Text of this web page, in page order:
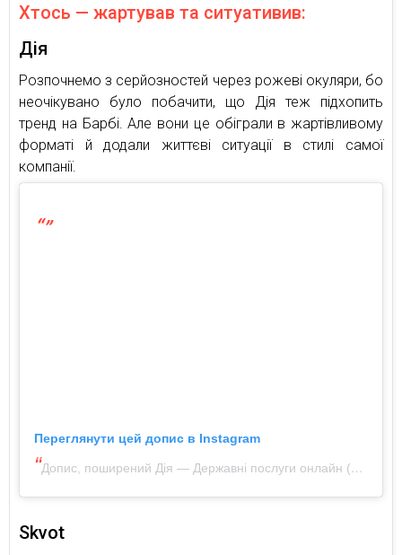
Хтось — жартував та ситуативив:
Дія
Розпочнемо з серйозностей через рожеві окуляри, бо
неочікувано було побачити, що Дія теж підхопить
тренд на Барбі. Але вони це обіграли в жартівливому
форматі й додали життєві ситуації в стилі самої
компанії.
Переглянути цей допис в Instagram
Допис, поширений Дія — Державні послуги онлайн (@diia.gov.ua)
Skvot